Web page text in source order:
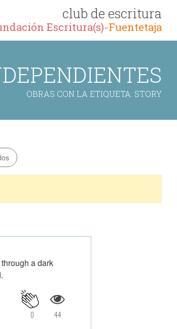
club de escritura
Escritura(s)-Fuentetaja
OBRAS CON LA ETIQUETA: STORY
a dark
44
0